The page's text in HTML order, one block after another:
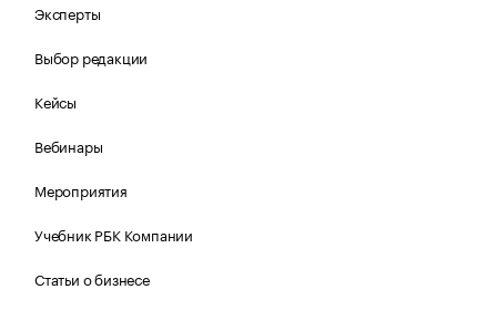
Эксперты
Выбор редакции
Кейсы
Вебинары
Мероприятия
Учебник РБК Компании
Статьи о бизнесе